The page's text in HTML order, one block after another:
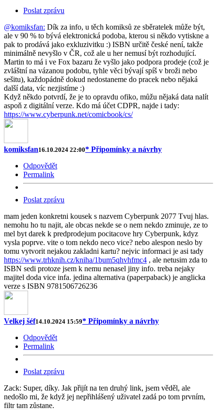
Poslat zprávu
@komiksfan: Dík za info, u těch komiksů ze sběratelek může být,
ale v 90 % to bývá elektronická podoba, kterou si někdo vytiskne a
pak to prodává jako exkluzivitku :) ISBN určitě české není, takže
minimálně nevyšlo v ČR, což ale u her nemusí být rozhodující.
Martin to má i ve Fox bazaru že vyšlo jako podpora prodeje (což je
zvláštní na vázanou podobu, tyhle věci bývají spíš v broži nebo
sešitu), každopádně dokud nedostaneme do pracek nebo nějaká
další data, víc nezjistíme :)
Když někdo potvrdí, že je to opravdu ofiko, můžu nějaká data nalít
aspoň z digitální verze. Kdo má účet CDPR, najde i tady:
https://www.cyberpunk.net/comicbook/cs/
komiksfan16.10.2024 22:00* Připomínky a návrhy
Odpovědět
Permalink
Poslat zprávu
mam jeden konkretni kousek s nazvem Cyberpunk 2077 Tvuj hlas.
nemohu ho tu najit, ale obcas nekde se o nem nekdo zminuje, ze to
mel byt darek k predprodejum pocitacove hry Cyberpunk, kdyz
vysla poprve. vite o tom nekdo neco vice? nebo alespon neslo by
tomu vytvorit nejakou zakladni kartu? nejvic informaci je asi tady
https://www.trhknih.cz/kniha/1bum5qhvhfmc4 , ale netusim zda to
ISBN sedi protoze jsem k nemu nenasel jiny info. treba nejaky
majitel doda vice infa. jedina alternativa (paperpaback) je anglicka
verze s ISBN 9781506726236
Velkej šéf14.10.2024 15:59* Připomínky a návrhy
Odpovědět
Permalink
Poslat zprávu
Zack: Super, díky. Jak přijít na ten druhý link, jsem věděl, ale
nedošlo mi, že když jej nepřihlášený uživatel zadá po tom prvním,
filtr tam zůstane.